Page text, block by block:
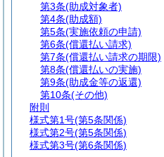
第3条(助成対象者)
第4条(助成額)
第5条(実施依頼の申請)
第6条(償還払い請求)
第7条(償還払い請求の期限)
第8条(償還払いの実施)
第9条(助成金等の返還)
第10条(その他)
附則
様式第1号(第5条関係)
様式第2号(第5条関係)
様式第3号(第6条関係)